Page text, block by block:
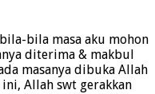
bila masa aku mohon
diterima & makbul
masanya dibuka Allah
Allah swt gerakkan